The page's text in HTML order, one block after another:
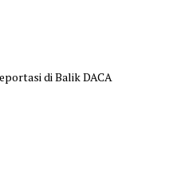
di Balik DACA